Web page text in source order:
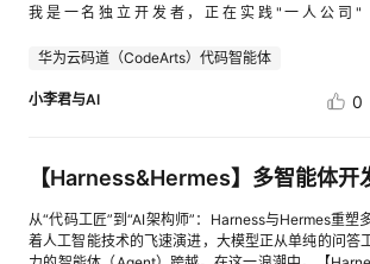
config/inventory.json项目运行使用
output/report.md.redacted公开展示使用的脱敏报
址等敏感信息。9. 核心代码实现FunctionGraph 入
handler(event=None, context=None): print("[INFO] FunctionGraph 函数
开始执行") try: result = run_inspection() response = { "statusCode": 200,
result["duration_seconds"], "reports": { "markdown":
result["markdown"], "json": result["json"], }, }, } print("[INFO]
战两种模式。采用 HTML5 Canvas 渲染仿古木纹棋
SHELL发送指令让他开始帮我们部署，另外部署完成
SHELL部署的时候让他一并帮
动，要求保证我能运行。另外检测一下如果需要的端
有的打开帮我添加一个新的安全组策略打开这个端口
组策略。在操作之前，因为涉及到需要git clone代码
问一下用户是否允许此操作。在下载完源码后，AI
析，分析一下这个应用的一些信息，例如是什么语言
务运维：CES 告警自动化技能，支持批量管理告警、
动规划最佳云资源使用实践，如需云上部署简易WEB
规划列出最佳资源购买建议。Ø 应用构建要求开发者
作实践，使用 AI Shell完成云资源管理、云服务运维
码要上传GitCode，案例中要给出GitCode代码地址。
要介绍AI Shell的基础使用，轻松实现云资源管理
署。2、案例名称：AI Shell：云资源智能监控与故障
介绍：针对企业云运维普遍存在监控盲区、故障响应
然语言驱动：Agent 直接用自然语言操作邮箱⚙️ 自动
💡 一句话理解：AI Shell 是 AI 的"手"（终端执行），
准备2.1 你需要准备三样东西序号准备项说明①华为
Shell 服务②QQ 邮箱 Agent Mail 体验权限前往 QQ
初衷就是把 AI 邮箱和个人邮箱隔离开。请始终使用
Agently Mail CLI3.1 进入终端模式打开 AI Shell 后，
令的终端模式。你应该能看到一个类
我是一名独立开发者，正在实践"一人公司"（
策框架——有想法不知道是否可行，有产品不知道如
高、要么理论多落地难、要么信息碎片化。我需要的
一人创业者的AI诊断系统。它基于五阶段创业模型，
束（不假设有团队、融资），所有建议都可执行、可
OPC智脑 = 创业方法论 × AI智能体 × 可执行工具它
论产品化的AI Skills系统，专门服务于"一人创业者"
华为云码道（CodeArts）代码智能体
小李君与AI 0
【Harness&Hermes】多智能体开
从“代码工匠”到“AI架构师”：Harness与Hermes重塑
着人工智能技术的飞速演进，大模型正从单纯的问答